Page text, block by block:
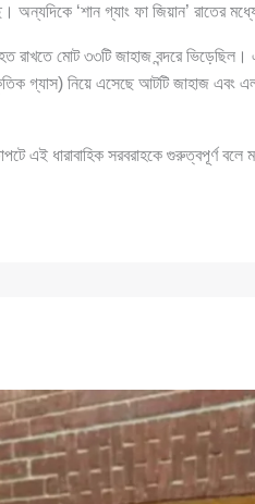
অন্যদিকে ‘শান গ্যাং ফা জিয়ান’ রাতের
রাখতে মোট ৩৩টি জাহাজ বন্দরে
গ্যাস) নিয়ে এসেছে আটটি জাহাজ এবং
এই ধারাবাহিক সরবরাহকে গুরুত্বপূর্ণ বলে